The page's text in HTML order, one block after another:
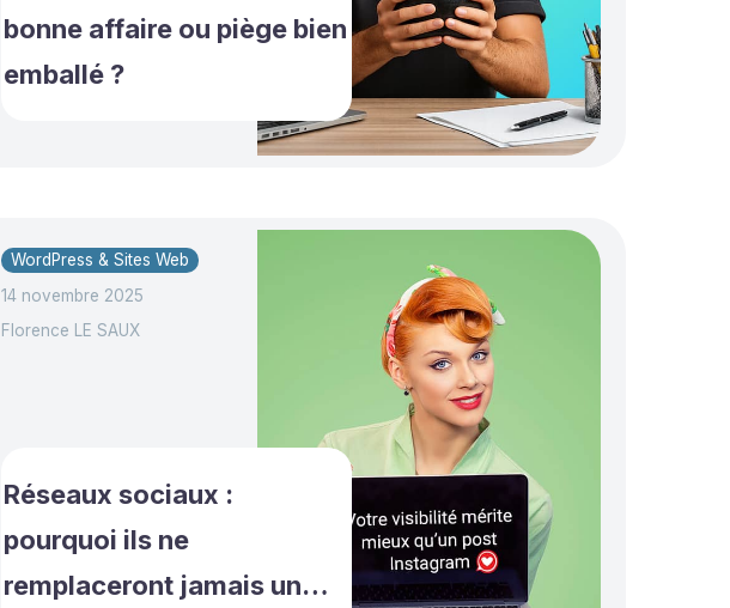
bonne affaire ou piège bien
emballé ?
WordPress & Sites Web
14 novembre 2025
Florence LE SAUX
Réseaux sociaux :
pourquoi ils ne
remplaceront jamais un